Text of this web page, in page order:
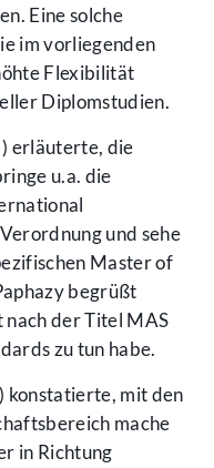
Eine solche
im vorliegenden
Flexibilität
Diplomstudien.
erläuterte, die
u.a. die
und sehe
Master of
begrüßt
der Titel MAS
zu tun habe.
konstatierte, mit den
mache
in Richtung